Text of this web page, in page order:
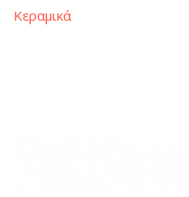
Κεραμικά